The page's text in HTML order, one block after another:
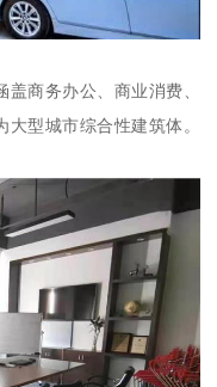
商务办公、商业消费、
型城市综合性建筑体。